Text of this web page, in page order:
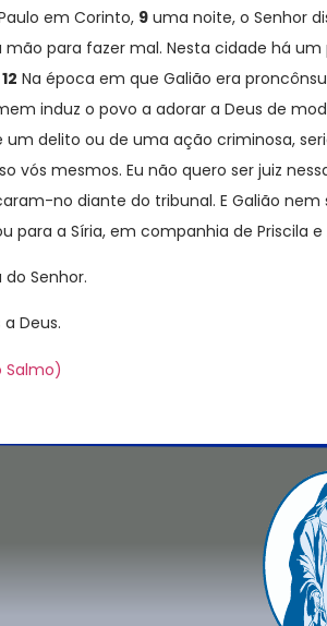
em Corinto, 9 uma noite, o Senhor
mão para fazer mal. Nesta cidade há
12 Na época em que Galião era
induz o povo a adorar a Deus de
um delito ou de uma ação criminosa,
vós mesmos. Eu não quero ser juiz
no diante do tribunal. E Galião
para a Síria, em companhia de Priscila
do Senhor.
Deus.
Salmo)